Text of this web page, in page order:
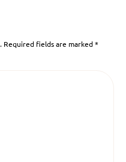
Required fields are marked*